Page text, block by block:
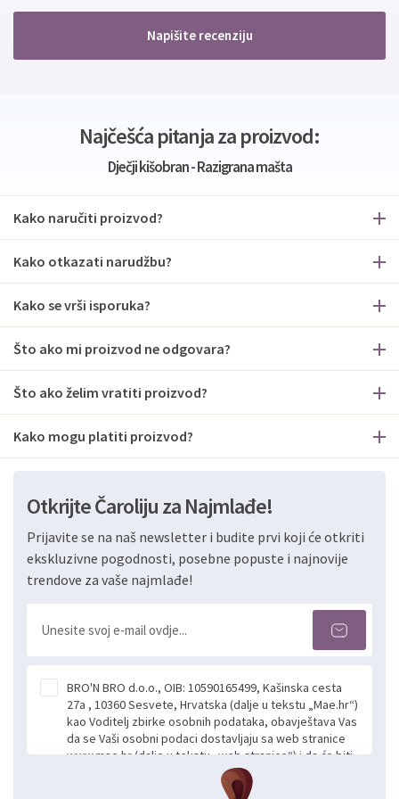
Napišite recenziju
Najčešća pitanja za proizvod:
Dječji kišobran - Razigrana mašta
Kako naručiti proizvod?
Kako otkazati narudžbu?
Kako se vrši isporuka?
Što ako mi proizvod ne odgovara?
Što ako želim vratiti proizvod?
Kako mogu platiti proizvod?
Otkrijte Čaroliju za Najmlađe!
Prijavite se na naš newsletter i budite prvi koji će otkriti
ekskluzivne pogodnosti, posebne popuste i najnovije
trendove za vaše najmlađe!
BRO'N BRO d.o.o., OIB: 10590165499, Kašinska cesta
27a , 10360 Sesvete, Hrvatska (dalje u tekstu „Mae.hr“)
kao Voditelj zbirke osobnih podataka, obavještava Vas
da se Vaši osobni podaci dostavljaju sa web stranice
www.mae.hr (dalje u tekstu „web stranice“) i da će biti
obrađeni. Prihvaćanjem ove Izjave smatra se da
slobodno i izričito dajete privolu za prikupljanje i daljnju